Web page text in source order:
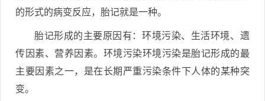
的形式的病变反应，胎记就是一种。
胎记形成的主要原因有：环境污染、生活环境、遗
传因素、营养因素。环境污染环境污染是胎记形成的最
主要因素之一，是在长期严重污染条件下人体的某种突
变。